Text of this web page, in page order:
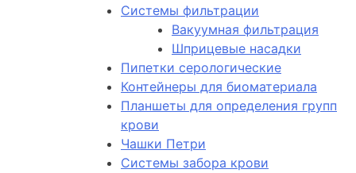
Системы фильтрации
Вакуумная фильтрация
Шприцевые насадки
Пипетки серологические
Контейнеры для биоматериала
Планшеты для определения групп
крови
Чашки Петри
Системы забора крови